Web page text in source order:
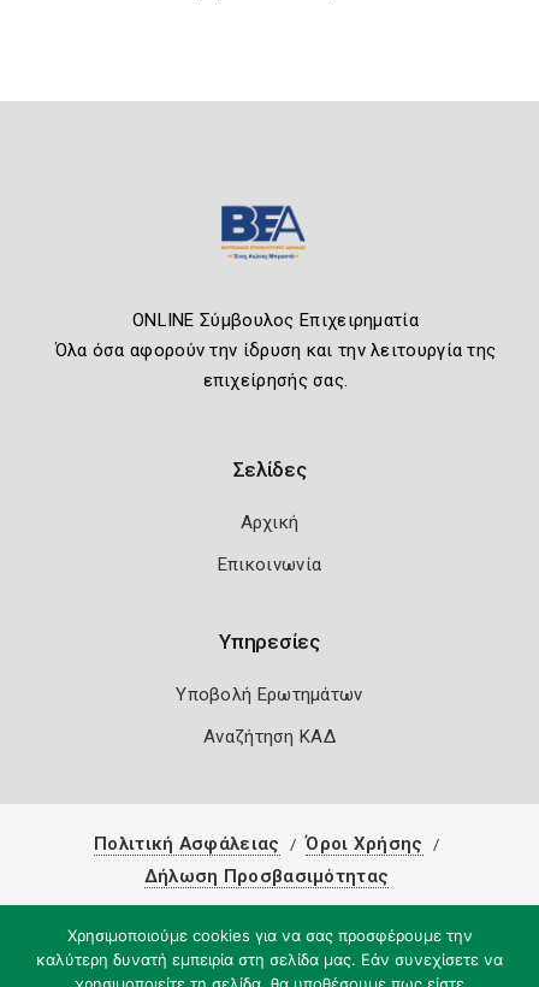
ONLINE Σύμβουλος Επιχειρηματία
Όλα όσα αφορούν την ίδρυση και την λειτουργία της
επιχείρησής σας.
Σελίδες
Αρχική
Επικοινωνία
Υπηρεσίες
Υποβολή Ερωτημάτων
Αναζήτηση ΚΑΔ
Πολιτική Ασφάλειας
Όροι Χρήσης
Δήλωση Προσβασιμότητας
Χρησιμοποιούμε cookies για να σας προσφέρουμε την
καλύτερη δυνατή εμπειρία στη σελίδα μας. Εάν συνεχίσετε να